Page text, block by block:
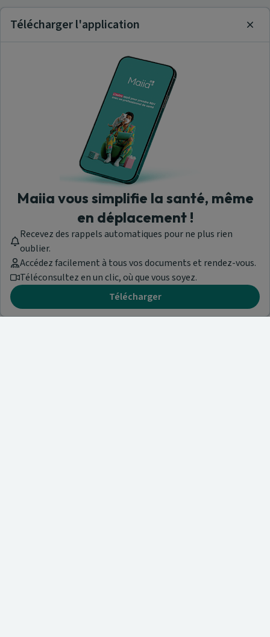
Télécharger l'application
Maiia vous simplifie la santé, même
en déplacement !
Recevez des rappels automatiques pour ne plus rien
oublier.
Accédez facilement à tous vos documents et rendez-vous.
Téléconsultez en un clic, où que vous soyez.
Télécharger